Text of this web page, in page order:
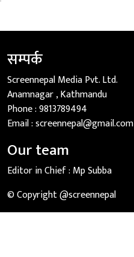
सम्पर्क
Screennepal Media Pvt. Ltd.
Anamnagar , Kathmandu
Phone :9813789494
Email :screennepal@gmail.com
Our team
Editor in Chief : Mp Subba
© Copyright @screennepal